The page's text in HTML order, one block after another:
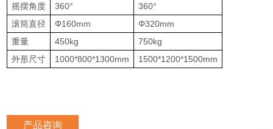
摇摆角度
360°
360°
滚筒直径
Φ160mm
Φ320mm
重量
450kg
750kg
外形尺寸
1000*800*1300mm 1500*1200*1500mm
产品咨询